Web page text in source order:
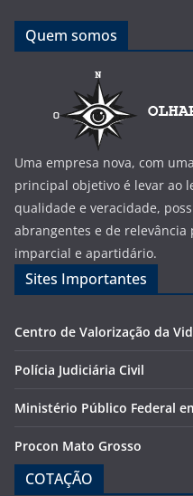
Quem somos
Uma empresa nova, com
principal objetivo é levar ao
qualidade e veracidade,
abrangentes e de relevância
imparcial e apartidário.
Sites Importantes
Centro de Valorização da
Polícia Judiciária Civil
Ministério Público Federal
Procon Mato Grosso
COTAÇÃO